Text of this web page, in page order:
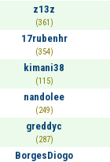
z13z
(361)
17rubenhr
(354)
kimani38
(115)
nandolee
(249)
greddyc
(287)
BorgesDiogo